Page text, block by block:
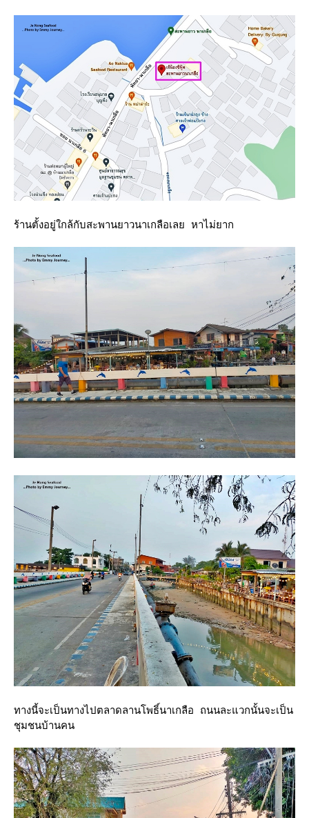
ร้านตั้งอยู่ใกล้กับสะพานยาวนาเกลือเลย หาไม่ยาก
ทางนี้จะเป็นทางไปตลาดลานโพธิ์นาเกลือ ถนนละแวกนั้นจะเป็น
ชุมชนบ้านคน